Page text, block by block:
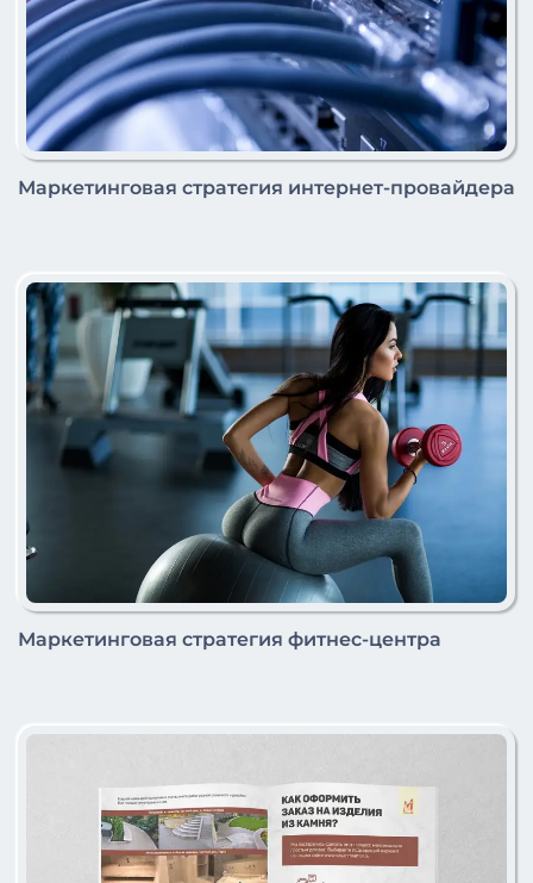
Маркетинговая стратегия интернет-провайдера
Маркетинговая стратегия фитнес-центра